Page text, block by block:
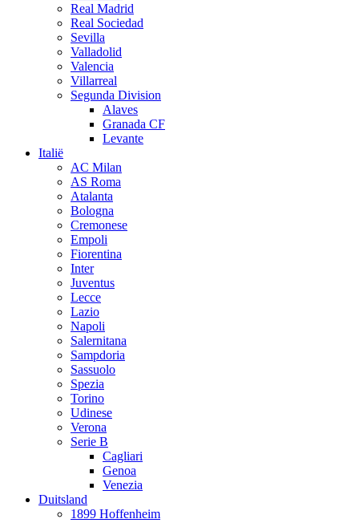
Real Madrid
Real Sociedad
Sevilla
Valladolid
Valencia
Villarreal
Segunda Division
Alaves
Granada CF
Levante
Italië
AC Milan
AS Roma
Atalanta
Bologna
Cremonese
Empoli
Fiorentina
Inter
Juventus
Lecce
Lazio
Napoli
Salernitana
Sampdoria
Sassuolo
Spezia
Torino
Udinese
Verona
Serie B
Cagliari
Genoa
Venezia
Duitsland
1899 Hoffenheim